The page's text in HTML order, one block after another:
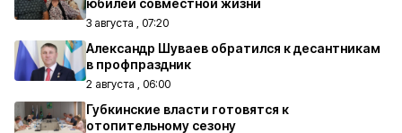
юбилей совместной жизни
3 августа , 07:20
Александр Шуваев обратился к десантникам
в профпраздник
2 августа , 06:00
Губкинские власти готовятся к
отопительному сезону